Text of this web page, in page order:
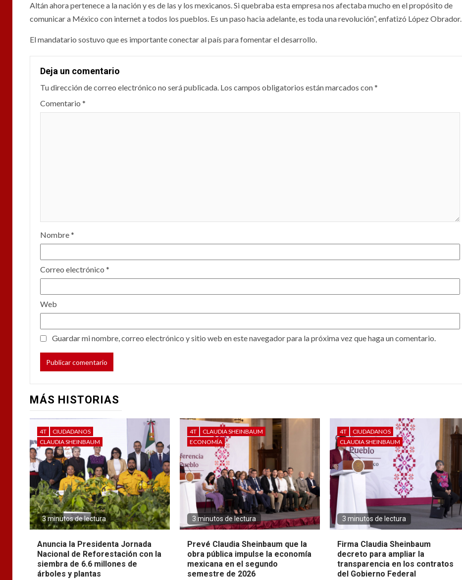
Altán ahora pertenece a la nación y es de las y los mexicanos. Si quebraba esta empresa nos afectaba mucho en el propósito de
comunicar a México con internet a todos los pueblos. Es un paso hacia adelante, es toda una revolución”, enfatizó López Obrador.
El mandatario sostuvo que es importante conectar al país para fomentar el desarrollo.
Deja un comentario
Tu dirección de correo electrónico no será publicada. Los campos obligatorios están marcados con*
Comentario *
Nombre*
Correo electrónico *
Web
Guardar mi nombre, correo electrónico y sitio web en este navegador para la próxima vez que haga un comentario.
MÁS HISTORIAS
4T
CIUDADANOS
CLAUDIA SHEINBAUM
3 minutos de lectura
Anuncia la Presidenta Jornada
Nacional de Reforestación con la
siembra de 6.6 millones de
árboles y plantas
4T
CLAUDIA SHEINBAUM
ECONOMÍA
3 minutos de lectura
Prevé Claudia Sheinbaum que la
obra pública impulse la economía
mexicana en el segundo
semestre de 2026
4T
CIUDADANOS
CLAUDIA SHEINBAUM
3 minutos de lectura
Firma Claudia Sheinbaum
decreto para ampliar la
transparencia en los contratos
del Gobierno Federal